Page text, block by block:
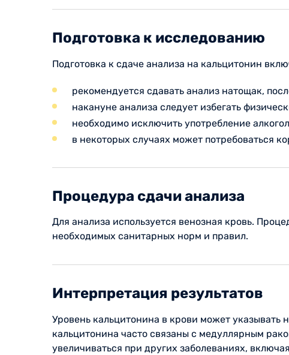
Подготовка к исследованию
Подготовка к сдаче анализа на кальцитонин
рекомендуется сдавать анализ натощак,
накануне анализа следует избегать
необходимо исключить употребление
в некоторых случаях может потребоваться
Процедура сдачи анализа
Для анализа используется венозная кровь.
необходимых санитарных норм и правил.
Интерпретация результатов
Уровень кальцитонина в крови может указывать
кальцитонина часто связаны с медуллярным
увеличиваться при других заболеваниях,